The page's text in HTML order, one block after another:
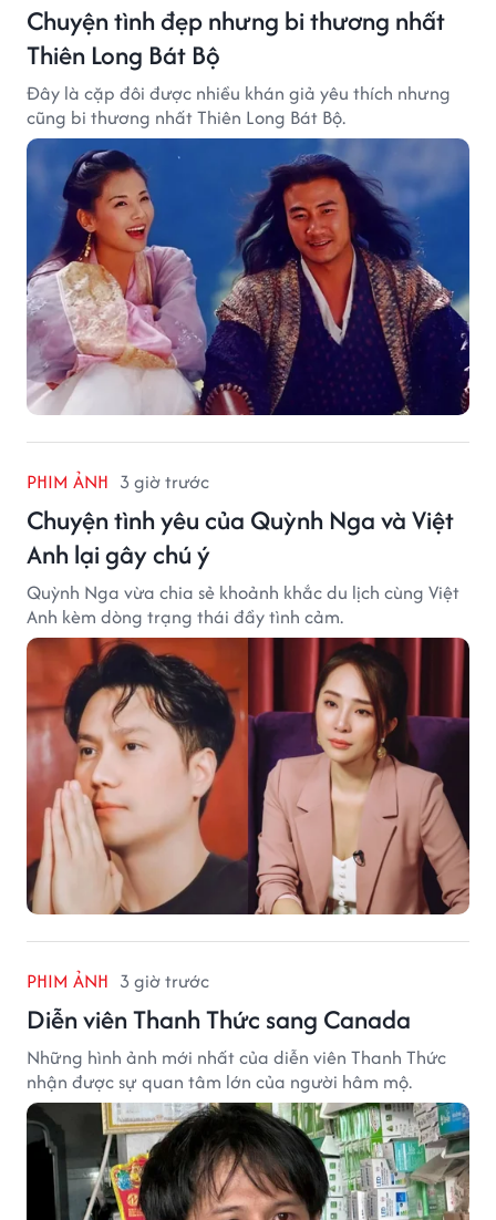
Chuyện tình đẹp nhưng bi thương nhất
Thiên Long Bát Bộ
Đây là cặp đôi được nhiều khán giả yêu thích nhưng
cũng bi thương nhất Thiên Long Bát Bộ.
PHIM ẢNH 3 giờ trước
Chuyện tình yêu của Quỳnh Nga và Việt
Anh lại gây chú ý
Quỳnh Nga vừa chia sẻ khoảnh khắc du lịch cùng Việt
Anh kèm dòng trạng thái đầy tình cảm.
PHIM ẢNH 3 giờ trước
Diễn viên Thanh Thức sang Canada
Những hình ảnh mới nhất của diễn viên Thanh Thức
nhận được sự quan tâm lớn của người hâm mộ.